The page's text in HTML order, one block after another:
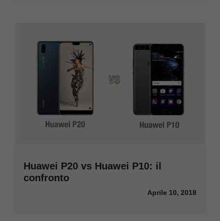
Huawei P20 vs Huawei P10: il
confronto
Aprile 10, 2018